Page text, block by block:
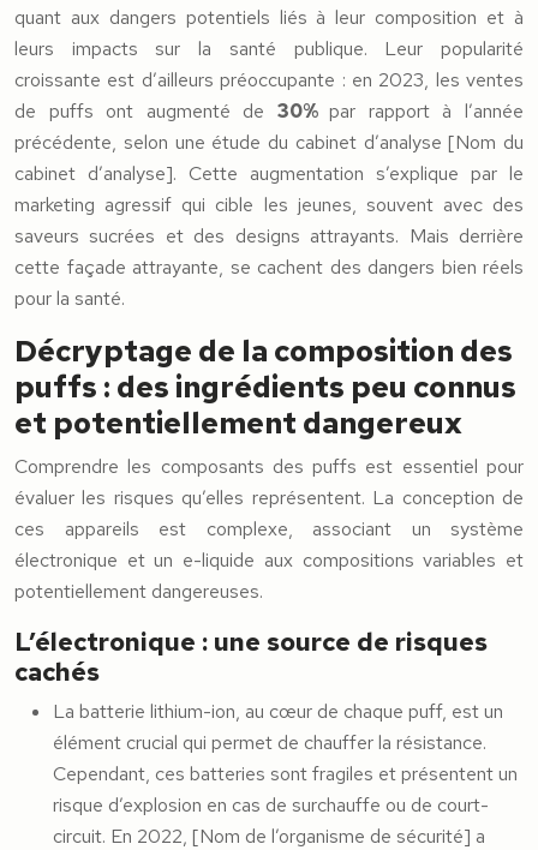
quant aux dangers potentiels liés à leur composition et à
leurs impacts sur la santé publique. Leur popularité
croissante est d’ailleurs préoccupante : en 2023, les ventes
de puffs ont augmenté de 30%par rapport à l’année
précédente, selon une étude du cabinet d’analyse [Nom du
cabinet d’analyse]. Cette augmentation s’explique par le
marketing agressif qui cible les jeunes, souvent avec des
saveurs sucrées et des designs attrayants. Mais derrière
cette façade attrayante, se cachent des dangers bien réels
pour la santé.
Décryptage de la composition des
puffs : des ingrédients peu connus
et potentiellement dangereux
Comprendre les composants des puffs est essentiel pour
évaluer les risques qu’elles représentent. La conception de
ces appareils est complexe, associant un système
électronique et un e-liquide aux compositions variables et
potentiellement dangereuses.
L’électronique : une source de risques
cachés
La batterie lithium-ion, au cœur de chaque puff, est un
élément crucial qui permet de chauffer la résistance.
Cependant, ces batteries sont fragiles et présentent un
risque d’explosion en cas de surchauffe ou de court-
circuit. En 2022, [Nom de l’organisme de sécurité] a